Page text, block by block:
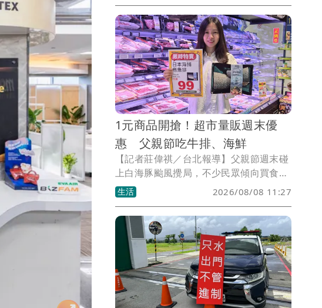
1元商品開搶！超市量販週末優
惠 父親節吃牛排、海鮮
【記者莊偉祺／台北報導】父親節週末碰
上白海豚颱風攪局，不少民眾傾向買食材
在料理聚餐，超市、量販順勢推出生鮮優
惠，包含可提早享受中秋烤肉的牛排、海
鮮，還有1元、10元商品各限量2萬份開
搶。
生活 2026/08/08 11:27